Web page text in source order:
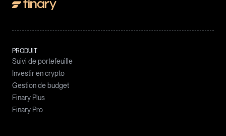
PRODUIT
Suivi de portefeuille
Investir en crypto
Gestion de budget
Finary Plus
Finary Pro